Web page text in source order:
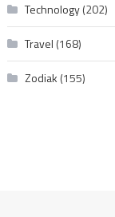
Technology(202)
Travel (168)
Zodiak (155)